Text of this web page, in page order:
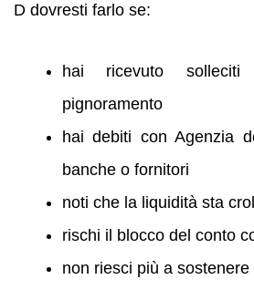
D dovresti farlo se:
hai ricevuto
pignoramento
hai debiti con Agenzia
banche o fornitori
noti che la liquidità sta
rischi il blocco del conto
non riesci più a